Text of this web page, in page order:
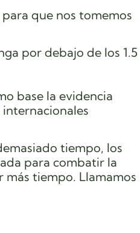
que nos tomemos
por debajo de los 1.5
base la evidencia
tiempo, los
para combatir la
más tiempo. Llamamos